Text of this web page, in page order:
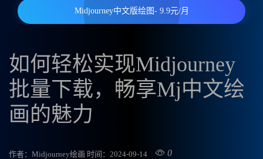
Midjourney中文版绘图- 9.9元/月
如何轻松实现Midjourney
批量下载，畅享Mj中文绘
画的魅力
作者：Midjourney绘画 时间：2024-09-14 0